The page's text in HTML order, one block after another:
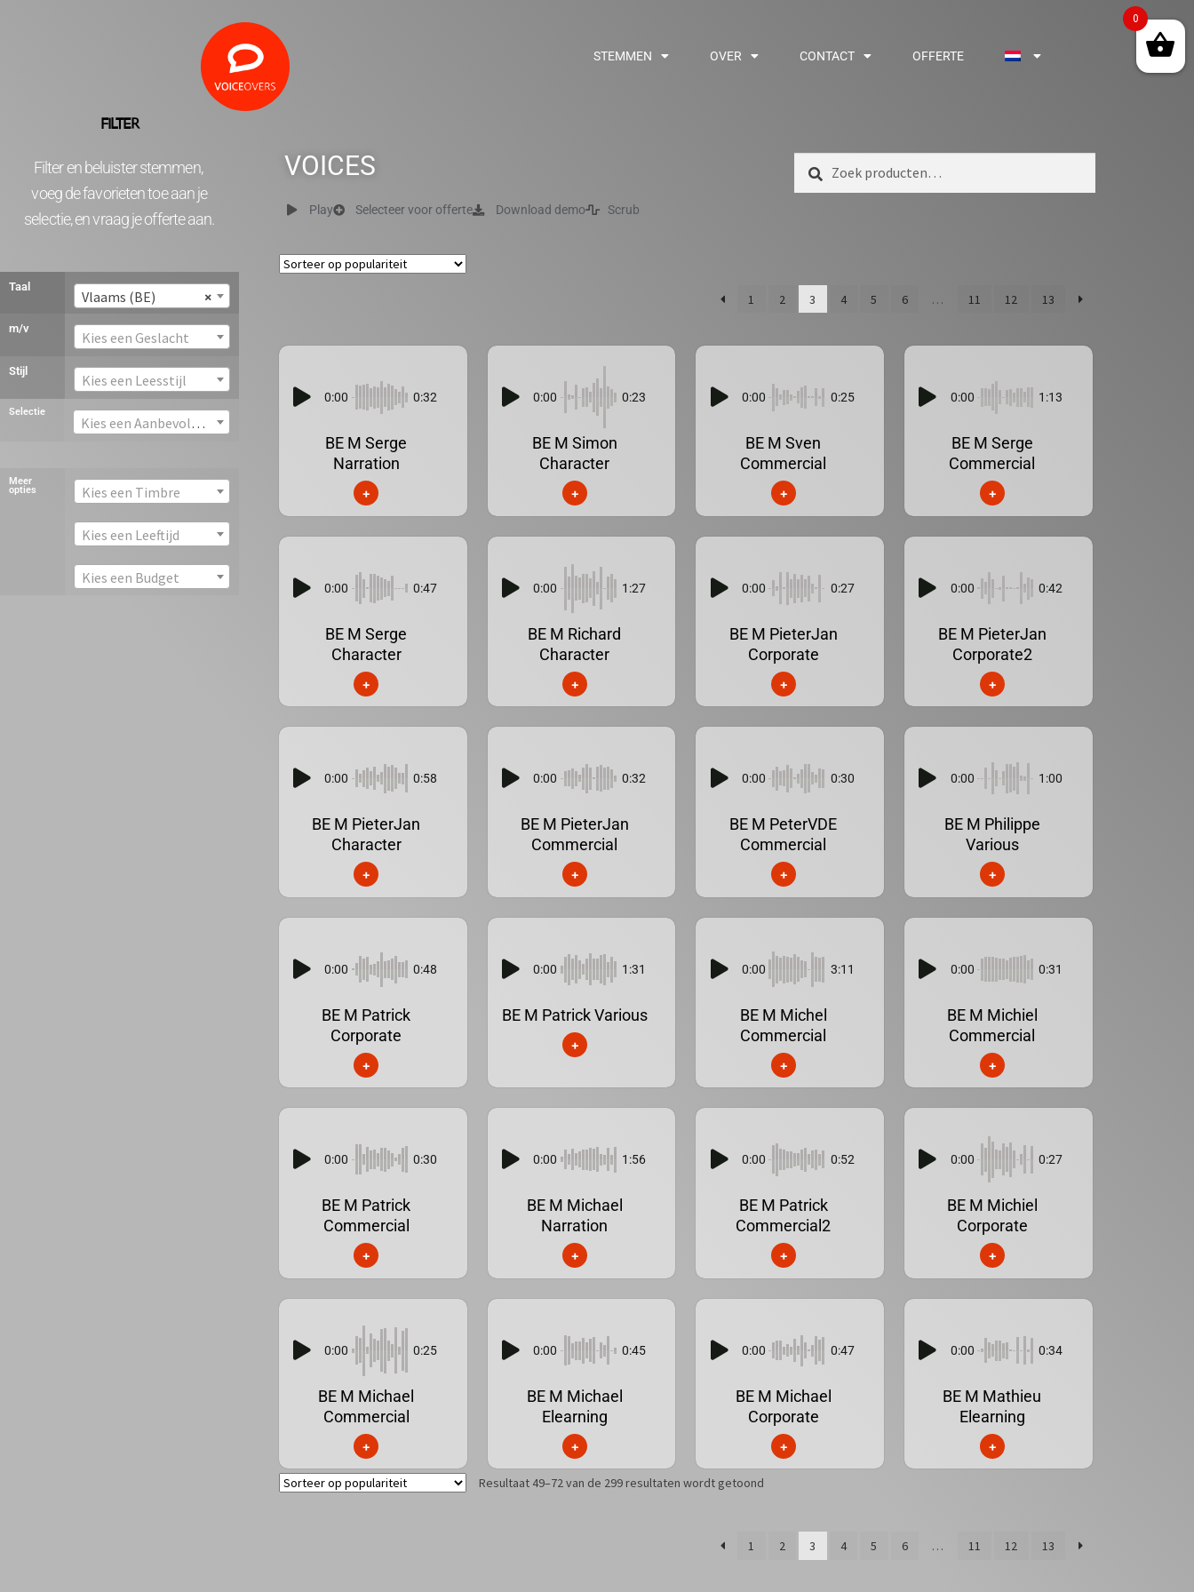
STEMMEN OVER CONTACT OFFERTE
FILTER
Filter en beluister stemmen,
voeg de favorieten toe aan je
selectie, en vraag je offerte aan.
Taal
×
Vlaams (BE)
m/v
Kies een Geslacht
Stijl
Kies een Leesstijl
Selectie
Kies een Aanbevolen stem
Meer
opties Kies een Timbre
Kies een Leeftijd
Kies een Budget
VOICES
Play Selecteer voor offerte Download demo Scrub
Zoeken
1 2 3 4 5 6 … 11 12 13
0:00 0:32
BE M Serge
Narration
+
0:00 0:23
BE M Simon
Character
+
0:00 0:25
BE M Sven
Commercial
+
0:00 1:13
BE M Serge
Commercial
+
0:00 0:47
BE M Serge
Character
+
0:00 1:27
BE M Richard
Character
+
0:00 0:27
BE M PieterJan
Corporate
+
0:00 0:42
BE M PieterJan
Corporate2
+
0:00 0:58
BE M PieterJan
Character
+
0:00 0:32
BE M PieterJan
Commercial
+
0:00 0:30
BE M PeterVDE
Commercial
+
0:00 1:00
BE M Philippe
Various
+
0:00 0:48
BE M Patrick
Corporate
+
0:00 1:31
BE M Patrick Various
+
0:00 3:11
BE M Michel
Commercial
+
0:00 0:31
BE M Michiel
Commercial
+
0:00 0:30
BE M Patrick
Commercial
+
0:00 1:56
BE M Michael
Narration
+
0:00 0:52
BE M Patrick
Commercial2
+
0:00 0:27
BE M Michiel
Corporate
+
0:00 0:25
BE M Michael
Commercial
+
0:00 0:45
BE M Michael
Elearning
+
0:00 0:47
BE M Michael
Corporate
+
0:00 0:34
BE M Mathieu
Elearning
+
Resultaat 49–72 van de 299 resultaten wordt getoond
1 2 3 4 5 6 … 11 12 13
0